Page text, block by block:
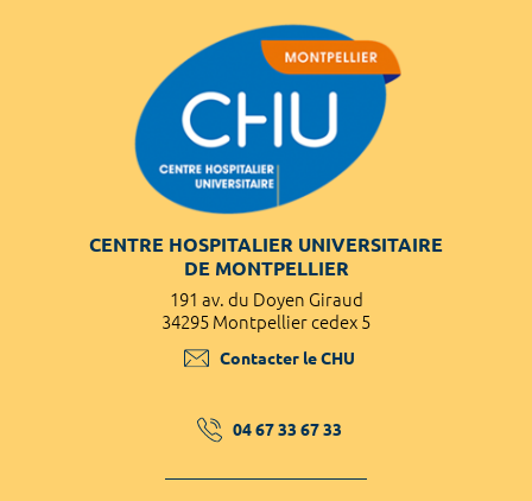
CENTRE HOSPITALIER UNIVERSITAIRE
DE MONTPELLIER
191 av. du Doyen Giraud
34295 Montpellier cedex 5
Contacter le CHU
04 67 33 67 33